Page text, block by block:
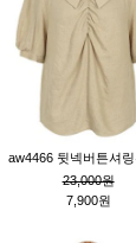
23,000원
7,900원